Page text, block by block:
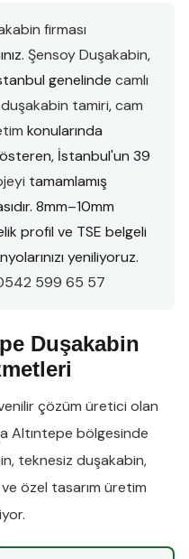
firması
Şensoy Duşakabin,
genelinde camlı
duşakabin tamiri,cam
konularında
İstanbul'un 39
tamamlamış
8mm–10mm
profil ve TSE belgeli
yeniliyoruz.
599 65 57
Duşakabin
çözüm üretici olan
Altıntepe bölgesinde
, teknesiz duşakabin,
ve özel tasarım üretim